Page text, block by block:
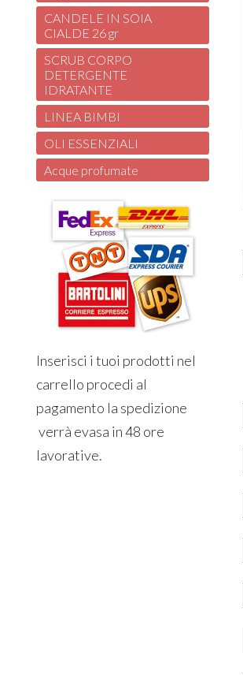
CANDELE IN SOIA
CIALDE 26 gr
SCRUB CORPO
DETERGENTE
IDRATANTE
LINEA BIMBI
OLI ESSENZIALI
Acque profumate
Inserisci i tuoi prodotti nel
carrello procedi al
pagamento la spedizione
verrà evasa in 48 ore
lavorative.